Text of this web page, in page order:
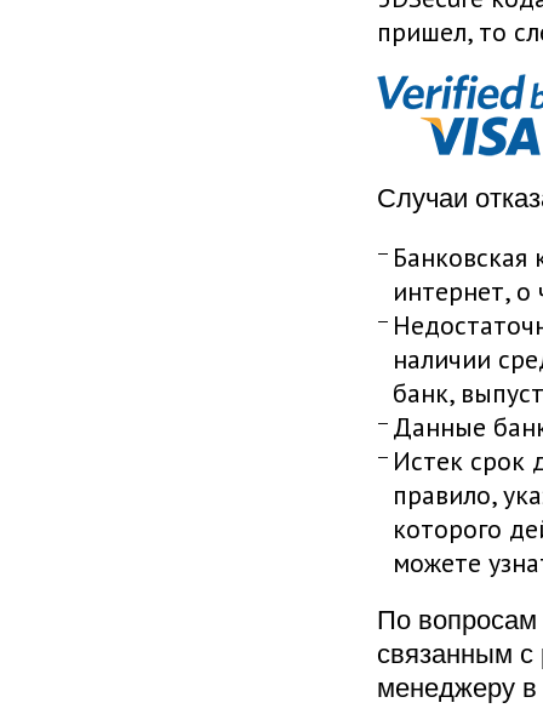
пришел, то
Случаи
Банковская
интернет,
наличии
банк,
Данные
Истек срок
правило,
которого
можете
По
связанным с
менеджеру в